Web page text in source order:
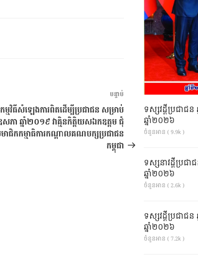
អត្ថបទ
បន្ទាប់
បន្ទាប់
ម្មវិធីសំឡេងការពិតដើម្បីប្រជាជន សម្រាប់
សភា ឆ្នាំ២០១៩ វាគ្មិនកិត្តិយសឯកឧត្តម ជុំ
កកម្មាធិការកណ្តាលគណបក្សប្រជាជន
កម្ពុជា
ទស្សវដ្តីប្រជាជ
ឆ្នាំ២០២៦
ចំនួនអាន ( 9.9k )
ទស្សនាវដ្ដីប្រជ
ឆ្នាំ២០២៦
ចំនួនអាន ( 2.6k )
ទស្សវដ្តីប្រជាជ
ឆ្នាំ២០២៦
ចំនួនអាន ( 7.2k )